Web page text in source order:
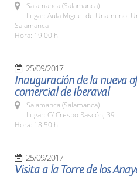
Salamanca (Salamanca)
Lugar: Aula Miguel de Unamuno.
Salamanca
Hora: 19:00 h.
25/09/2017
Inauguración de la nueva
comercial de Iberaval
Salamanca (Salamanca)
Lugar: C/ Crespo Rascón, 39
Hora: 18:50 h.
25/09/2017
Visita a la Torre de los